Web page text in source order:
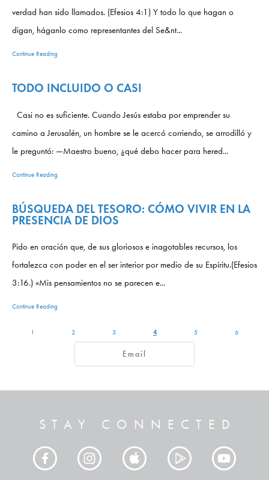
verdad han sido llamados. (Efesios 4:1) Y todo lo que hagan o
digan, háganlo como representantes del Se&nt...
Continue Reading
TODO INCLUIDO O CASI
Casi no es suficiente. Cuando Jesús estaba por emprender su
camino a Jerusalén, un hombre se le acercó corriendo, se arrodilló y
le preguntó: —Maestro bueno, ¿qué debo hacer para hered...
Continue Reading
BÚSQUEDA DEL TESORO: CÓMO VIVIR EN LA
PRESENCIA DE DIOS
Pido en oración que, de sus gloriosos e inagotables recursos, los
fortalezca con poder en el ser interior por medio de su Espíritu.(Efesios
3:16.) «Mis pensamientos no se parecen e...
Continue Reading
1 2 3 4 5 6
Email
STAY CONNECTED